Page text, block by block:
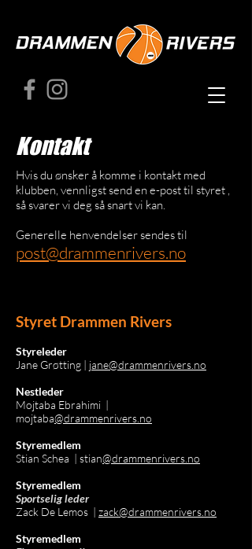
Kontakt
Hvis du ønsker å komme i kontakt med
klubben, vennligst send en e-post til styret ,
så svarer vi deg så snart vi kan.
Generelle henvendelser sendes til
post@drammenrivers.no
Styret Drammen Rivers
Styreleder
Jane Grøtting | jane@drammenrivers.no
Nestleder
Mojtaba Ebrahimi |
mojtaba@drammenrivers.no
Styremedlem
Stian Schea | stian@drammenrivers.no
Styremedlem
Sportselig leder
Zack De Lemos | zack@drammenrivers.no
Styremedlem